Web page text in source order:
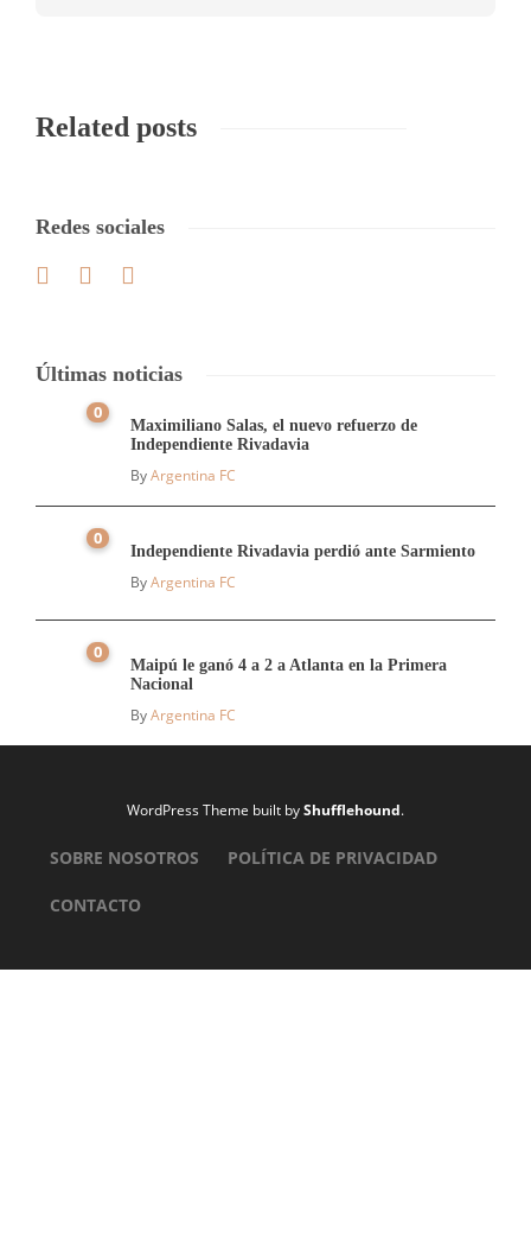
Related posts
Redes sociales
Últimas noticias
0
Maximiliano Salas, el nuevo refuerzo de
Independiente Rivadavia
ByArgentina FC
0
Independiente Rivadavia perdió ante Sarmiento
ByArgentina FC
0
Maipú le ganó 4 a 2 a Atlanta en la Primera
Nacional
ByArgentina FC
WordPress Theme built byShufflehound.
SOBRE NOSOTROS POLÍTICA DE PRIVACIDAD
CONTACTO